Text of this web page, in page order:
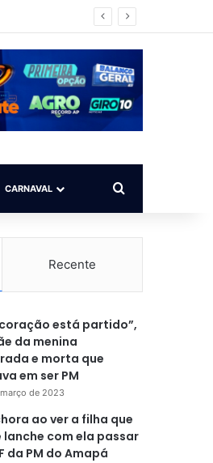
CARNAVAL Procurar por
Recente
está partido”,
da menina
e morta que
em ser PM
de 2023
ao ver a filha que
lanche com ela passar
da PM do Amapá